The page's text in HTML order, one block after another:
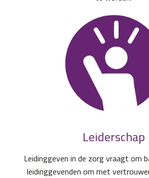
Leiderschap
Leidinggeven in de zorg vraagt om
leidinggevenden om met